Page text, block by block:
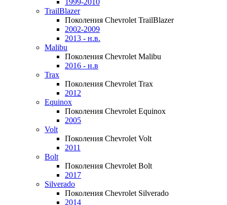
1999-2010
TrailBlazer
Поколения Chevrolet TrailBlazer
2002-2009
2013 - н.в.
Malibu
Поколения Chevrolet Malibu
2016 - н.в
Trax
Поколения Chevrolet Trax
2012
Equinox
Поколения Chevrolet Equinox
2005
Volt
Поколения Chevrolet Volt
2011
Bolt
Поколения Chevrolet Bolt
2017
Silverado
Поколения Chevrolet Silverado
2014